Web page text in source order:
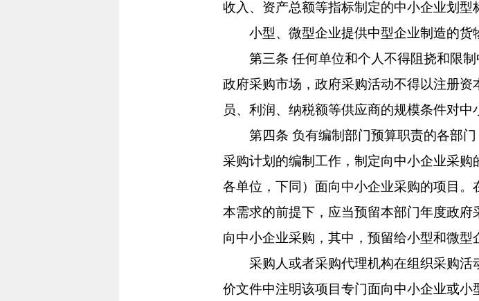
收入、资产总额等指标制定的中小企业划型
小型、微型企业提供中型企业制造的货
第三条 任何单位和个人不得阻挠和限制
政府采购市场，政府采购活动不得以注册资
员、利润、纳税额等供应商的规模条件对中
第四条 负有编制部门预算职责的各部门
采购计划的编制工作，制定向中小企业采
各单位，下同）面向中小企业采购的项目
本需求的前提下，应当预留本部门年度政
向中小企业采购，其中，预留给小型和微型
采购人或者采购代理机构在组织采购活
价文件中注明该项目专门面向中小企业或小